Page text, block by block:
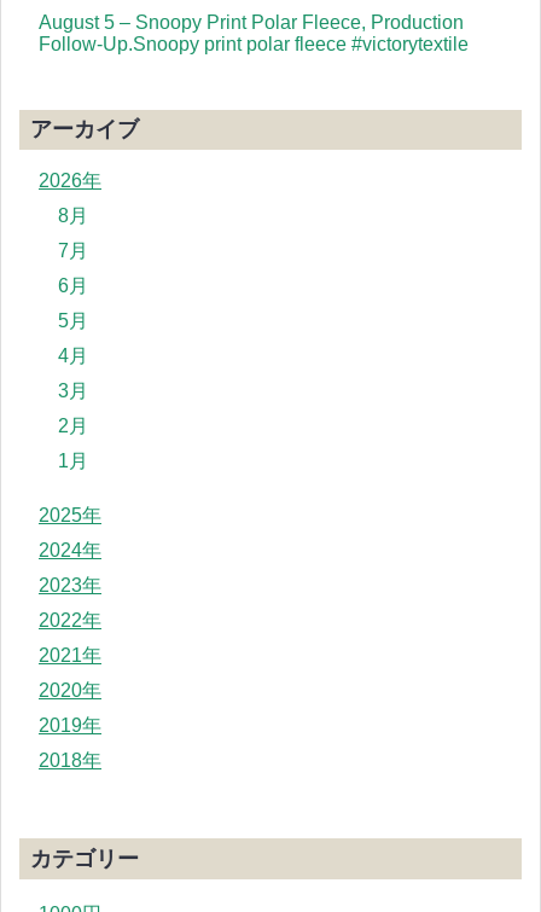
August 5 – Snoopy Print Polar Fleece, Production
Follow-Up.Snoopy print polar fleece #victorytextile
アーカイブ
2026年
8月
7月
6月
5月
4月
3月
2月
1月
2025年
2024年
2023年
2022年
2021年
2020年
2019年
2018年
カテゴリー